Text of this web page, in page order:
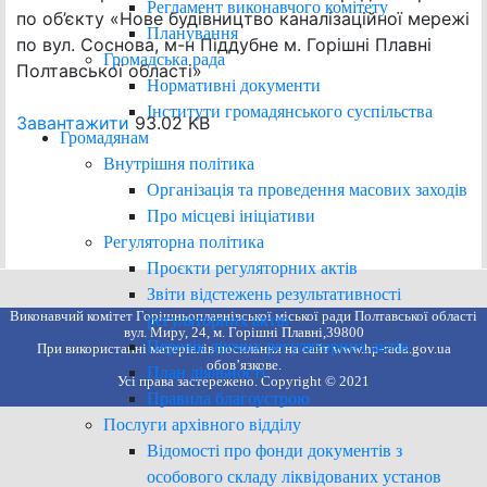
Регламент виконавчого комітету
Планування
Громадська рада
Нормативні документи
Інститути громадянського суспільства
Громадянам
Внутрішня політика
Організація та проведення масових заходів
Про місцеві ініціативи
Регуляторна політика
Проєкти регуляторних актів
Звіти відстежень результативності
регуляторних актів
Перелік діючих регуляторних актів
План діяльності
Правила благоустрою
Послуги архівного відділу
Відомості про фонди документів з
особового складу ліквідованих установ
по об’єкту «Нове будівництво каналізаційної мережі
по вул. Соснова, м-н Піддубне м. Горішні Плавні
Полтавської області»
Завантажити 93.02 KB
Виконавчий комітет Горішньоплавнівської міської ради Полтавської області
вул. Миру, 24, м. Горішні Плавні,39800
При використанні матеріалів посилання на сайт www.hp-rada.gov.ua
обов’язкове.
Усі права застережено. Copyright © 2021